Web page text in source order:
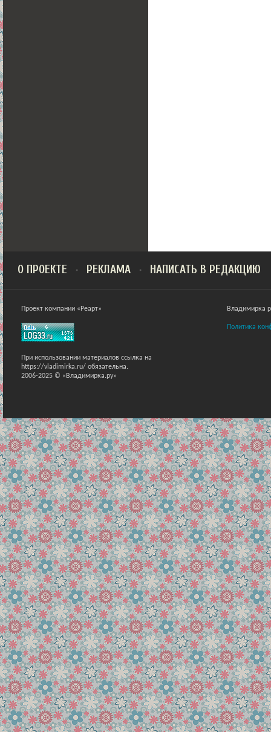
О ПРОЕКТЕ РЕКЛАМА НАПИСАТЬ В РЕДАКЦИЮ
Проект компании «Реарт»
При использовании материалов ссылка на
https://vladimirka.ru/ обязательна.
2006-2025 © «Владимирка.ру»
Владимирка
Политика